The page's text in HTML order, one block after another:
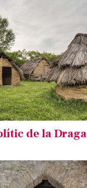
de la Draga